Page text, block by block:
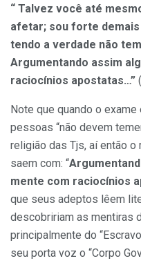
“ Talvez você até
afetar; sou forte demais
tendo a verdade não
Argumentando assim
raciocínios apostatas…”
Note que quando o
pessoas “não devem
religião das Tjs, aí então o
saem com: “
mente com raciocínios
que seus adeptos lêem
descobririam as mentiras
principalmente do
seu porta voz o “Corpo